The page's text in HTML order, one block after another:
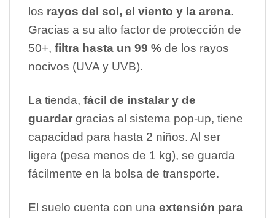
los rayos del sol, el viento y la arena.
Gracias a su alto factor de protección de
50+, filtra hasta un 99 % de los rayos
nocivos (UVA y UVB).
La tienda, fácil de instalar y de
guardar gracias al sistema pop-up, tiene
capacidad para hasta 2 niños. Al ser
ligera (pesa menos de 1 kg), se guarda
fácilmente en la bolsa de transporte.
El suelo cuenta con una extensión para